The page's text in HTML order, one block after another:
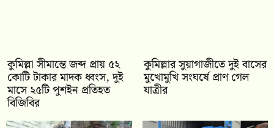
কুমিল্লা সীমান্তে জব্দ প্রায় ৫২
কোটি টাকার মাদক ধ্বংস, দুই
মাসে ২৫টি পুশইন প্রতিহত
বিজিবির
কুমিল্লার সুয়াগাজীতে দুই বাসের
মুখোমুখি সংঘর্ষে প্রাণ গেল
যাত্রীর